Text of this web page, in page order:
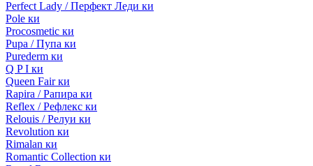
Perfect Lady / Перфект Леди ки
Pole ки
Procosmetic ки
Pupa / Пупа ки
Purederm ки
Q P I ки
Queen Fair ки
Rapira / Рапира ки
Reflex / Рефлекс ки
Relouis / Релуи ки
Revolution ки
Rimalan ки
Romantic Collection ки